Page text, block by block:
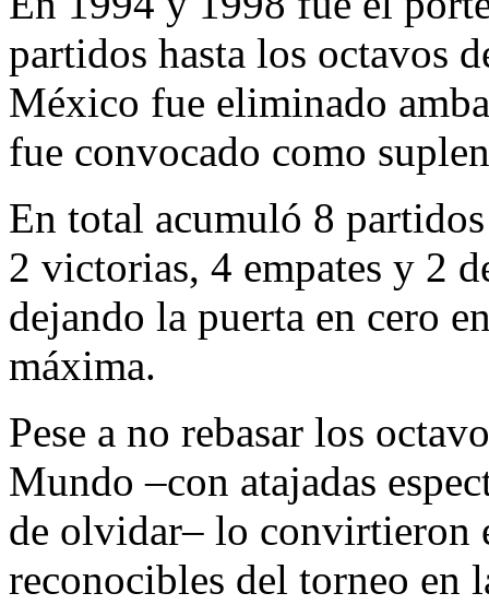
partidos hasta los octavos
México fue eliminado
fue convocado como
En total acumuló 8
2 victorias, 4 empates y 2
dejando la puerta en cero
máxima.
​Pese a no rebasar los
Mundo –con atajadas
de olvidar– lo convirtieron
reconocibles del torneo en